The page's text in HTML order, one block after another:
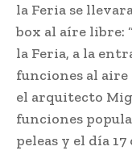
la Feria se
box al aíre libre:
la Feria, a la
funciones al aire
el arquitecto
funciones
peleas y el día